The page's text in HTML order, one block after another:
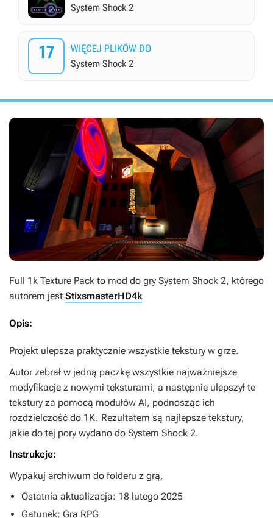
System Shock 2
17
WIĘCEJ PLIKÓW DO
System Shock 2
Full 1k Texture Pack to mod do gry System Shock 2, którego
autorem jest StixsmasterHD4k
Opis:
Projekt ulepsza praktycznie wszystkie tekstury w grze.
Autor zebrał w jedną paczkę wszystkie najważniejsze
modyfikacje z nowymi teksturami, a następnie ulepszył te
tekstury za pomocą modułów AI, podnosząc ich
rozdzielczość do 1K. Rezultatem są najlepsze tekstury,
jakie do tej pory wydano do System Shock 2.
Instrukcje:
Wypakuj archiwum do folderu z grą.
Ostatnia aktualizacja: 18 lutego 2025
Gatunek: Gra RPG